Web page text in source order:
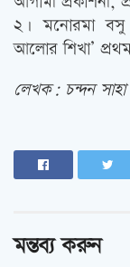
২। মনোরমা বসু
আলোর শিখা’
লেখক: চন্দন সাহা
মন্তব্য করুন